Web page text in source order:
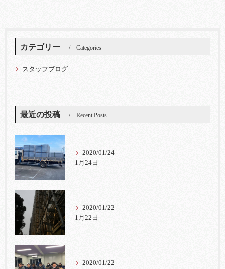
カテゴリー Categories
スタッフブログ
最近の投稿 Recent Posts
2020/01/24
1月24日
2020/01/22
1月22日
2020/01/22